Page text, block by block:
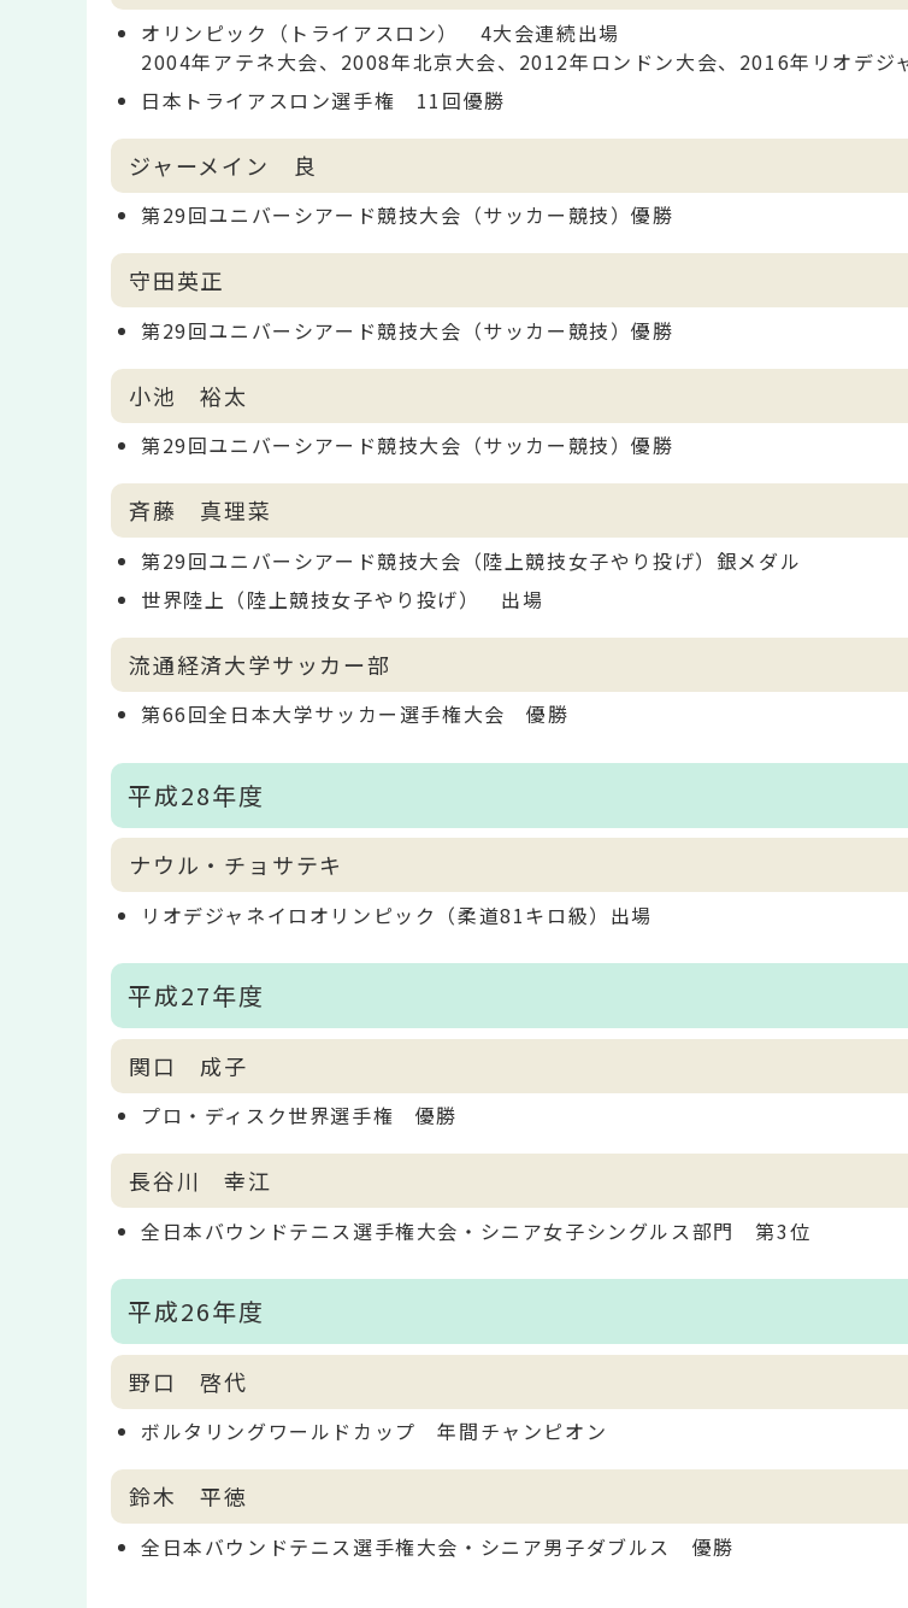
オリンピック（トライアスロン） 4大会連続出場
2004年アテネ大会、2008年北京大会、2012年ロンドン大会、2016年リオデジ
日本トライアスロン選手権 11回優勝
ジャーメイン 良
第29回ユニバーシアード競技大会（サッカー競技）優勝
守田英正
第29回ユニバーシアード競技大会（サッカー競技）優勝
小池 裕太
第29回ユニバーシアード競技大会（サッカー競技）優勝
斉藤 真理菜
第29回ユニバーシアード競技大会（陸上競技女子やり投げ）銀メダル
世界陸上（陸上競技女子やり投げ） 出場
流通経済大学サッカー部
第66回全日本大学サッカー選手権大会 優勝
平成28年度
ナウル・チョサテキ
リオデジャネイロオリンピック（柔道81キロ級）出場
平成27年度
関口 成子
プロ・ディスク世界選手権 優勝
長谷川 幸江
全日本バウンドテニス選手権大会・シニア女子シングルス部門 第3位
平成26年度
野口 啓代
ボルタリングワールドカップ 年間チャンピオン
鈴木 平徳
全日本バウンドテニス選手権大会・シニア男子ダブルス 優勝